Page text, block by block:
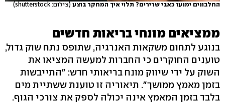
החלבונים ימנעו כאבי שרירים? תלוי איך המחקר בוצע (צילום: shutterstock)
ממציאים מונחי בריאות חדשים
בנוגע לתחום משקאות האנרגיה, שתופס נתח שוק גדול,
טוענים החוקרים כי החברות למעשה המציאו את
השוק על ידי שיווק מונח בריאותי חדש: "התייבשות
בזמן מאמץ ממושך‭."‬ תיאוריה זו טוענת ששתיית מים
בלבד בזמן המאמץ אינה יכולה לספק את צורכי הגוף.